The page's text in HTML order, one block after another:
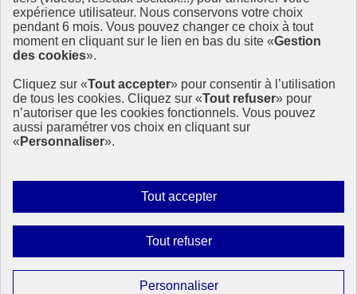
expérience utilisateur. Nous conservons votre choix
pendant 6 mois. Vous pouvez changer ce choix à tout
moment en cliquant sur le lien en bas du site «Gestion
des cookies».
Cliquez sur «Tout accepter» pour consentir à l’utilisation
de tous les cookies. Cliquez sur «Tout refuser» pour
n’autoriser que les cookies fonctionnels. Vous pouvez
aussi paramétrer vos choix en cliquant sur
« Personnaliser».
Tout accepterAutoriser
tous
Tout refuserInterdire
tous
PersonnaliserParamétrer
Ce site propose l’information de référence concernant l’Agenda
2030 et la feuille de route de la France. Il valorise la mobilisation de
tous les acteurs.
info.gouv.fr- ouvre une nouvelle fenêtre
service-public.fr - ouvre une nouvelle fenêtre
legifrance.gouv.fr- ouvre une nouvelle fenêtre
data.gouv.fr- ouvre une nouvelle fenêtre
Plan du site
Mentions légales
Sauf mention contraire, tous les contenus de ce site sont sous